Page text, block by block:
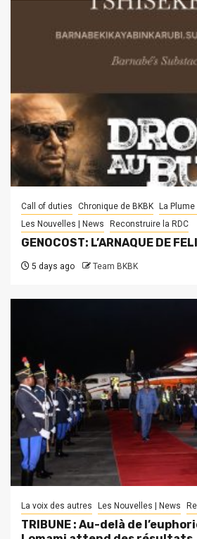
Call of duties Chronique de BKBK
La Plume
Les Nouvelles | News
Reconstruire la RDC
GENOCOST: L’ARNAQUE DE
5 days ago Team BKBK
La voix des autres Les Nouvelles | News
TRIBUNE : Au-delà de